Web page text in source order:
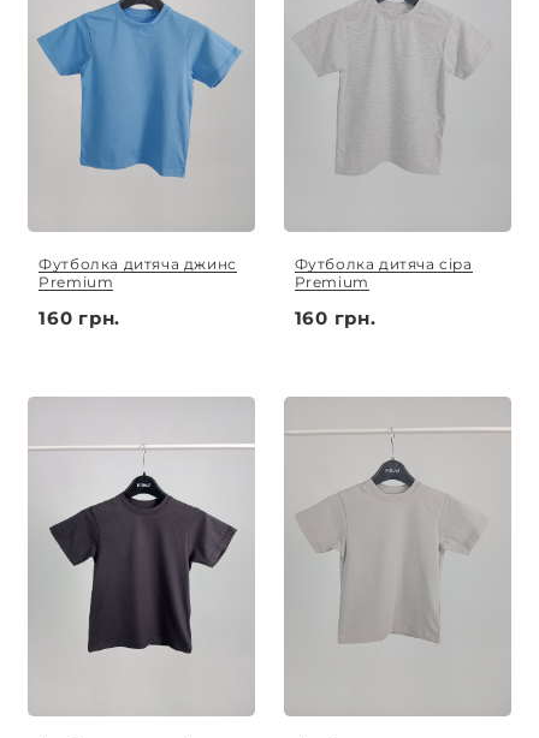
Футболка дитяча джинс
Premium
160 грн.
Футболка дитяча сіра
Premium
160 грн.